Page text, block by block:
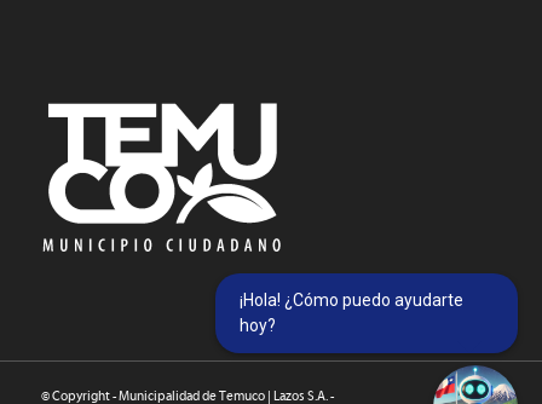
© Copyright - Municipalidad de Temuco | Lazos S.A. -
¡Hola! ¿Cómo puedo ayudarte
hoy?